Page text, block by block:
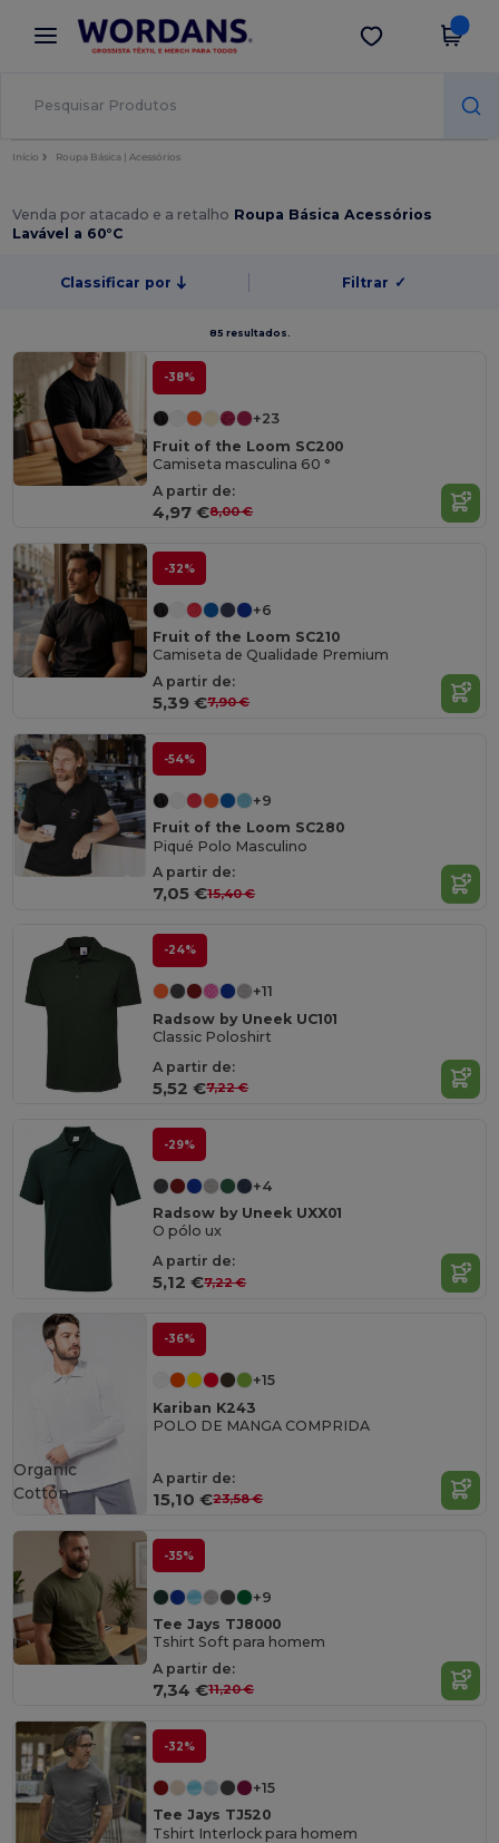
× App Wordans
Melhores preços na app!
Obter app
Início Roupa Básica | Acessórios
Venda por atacado e a retalho Roupa Básica Acessórios
Lavável a 60°C
Classificar por Filtrar ✓
85 resultados.
-38%
+23
Fruit of the Loom SC200
Camiseta masculina 60 °
A partir de:
4,97 €8,00 €
-32%
+6
Fruit of the Loom SC210
Camiseta de Qualidade Premium
A partir de:
5,39 €7,90 €
-54%
+9
Fruit of the Loom SC280
Piqué Polo Masculino
A partir de:
7,05 €15,40 €
-24%
+11
Radsow by Uneek UC101
Classic Poloshirt
A partir de:
5,52 €7,22 €
-29%
+4
Radsow by Uneek UXX01
O pólo ux
A partir de:
5,12 €7,22 €
-36%
+15
Kariban K243
POLO DE MANGA COMPRIDA
A partir de:
15,10 €23,58 €
Organic
Cotton
-35%
+9
Tee Jays TJ8000
Tshirt Soft para homem
A partir de:
7,34 €11,20 €
-32%
+15
Tee Jays TJ520
Tshirt Interlock para homem